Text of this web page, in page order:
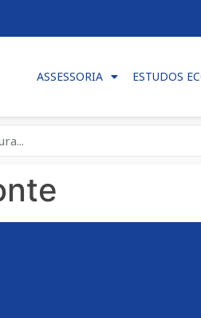
ASSESSORIA ESTUDOS